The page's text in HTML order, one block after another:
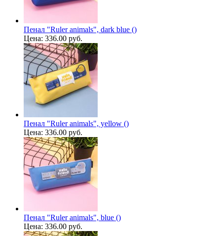
Пенал "Ruler animals", dark blue ()
Цена: 336.00 руб.
Пенал "Ruler animals", yellow ()
Цена: 336.00 руб.
Пенал "Ruler animals", blue ()
Цена: 336.00 руб.